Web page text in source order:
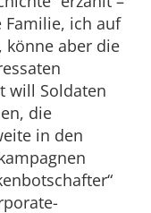
Familie, ich auf
könne aber die
will Soldaten
die
in den